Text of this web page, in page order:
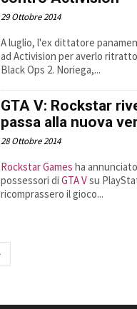
29 Ottobre 2014
A luglio, l'ex dittatore
ad Activision per averlo
Black Ops 2. Noriega,...
GTA V: Rockstar
passa alla nuova
28 Ottobre 2014
Rockstar Games ha
possessori diGTA Vsu
ricomprassero il gioco...